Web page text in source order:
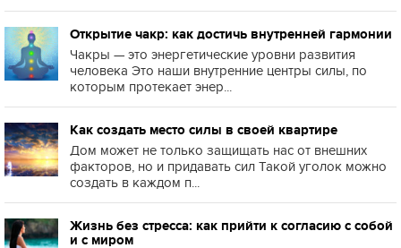
Открытие чакр: как достичь внутренней гармонии
Чакры — это энергетические уровни развития
человека Это наши внутренние центры силы, по
которым протекает энер...
Как создать место силы в своей квартире
Дом может не только защищать нас от внешних
факторов, но и придавать сил Такой уголок можно
создать в каждом п...
Жизнь без стресса: как прийти к согласию с собой
и с миром